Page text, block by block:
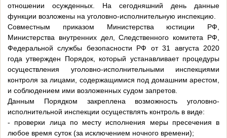
отношении осужденных. На сегодняшний день данные
функции возложены на уголовно-исполнительную инспекцию.
Совместным приказом Министерства юстиции РФ,
Министерства внутренних дел, Следственного комитета РФ,
Федеральной службы безопасности РФ от 31 августа 2020
года утвержден Порядок, который устанавливает процедуры
осуществления уголовно-исполнительными инспекциями
контроля за лицами, содержащимися под домашним арестом,
и соблюдением ими возложенных судом запретов.
Данным Порядком закреплена возможность уголовно-
исполнительной инспекции осуществлять контроль в виде:
- проверки лица по месту исполнения меры пресечения в
любое время суток (за исключением ночного времени);